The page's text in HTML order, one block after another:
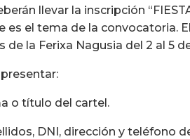
llevar la inscripción
es el tema de la convocatoria.
de la Ferixa Nagusia del 2 al 5
o título del cartel.
DNI, dirección y teléfono